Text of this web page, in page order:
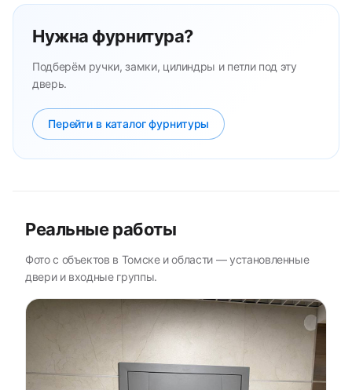
Нужна фурнитура?
Подберём ручки, замки, цилиндры и петли под эту
дверь.
Перейти в каталог фурнитуры
Реальные работы
Фото с объектов в Томске и области — установленные
двери и входные группы.